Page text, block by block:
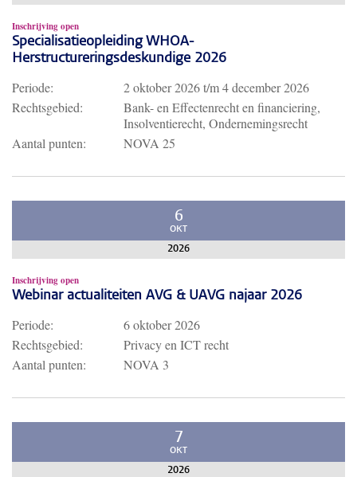
Inschrijving open
Specialisatieopleiding WHOA-
Herstructureringsdeskundige 2026
Periode: 2 oktober 2026t/m4 december 2026
Rechtsgebied:
Bank- en Effectenrecht en financiering,
Insolventierecht, Ondernemingsrecht
Aantal punten:
NOVA 25
6
OKT
2026
Inschrijving open
Webinar actualiteiten AVG & UAVG najaar 2026
Periode:
6 oktober 2026
Rechtsgebied:
Privacy en ICT recht
Aantal punten:
NOVA 3
7
OKT
2026